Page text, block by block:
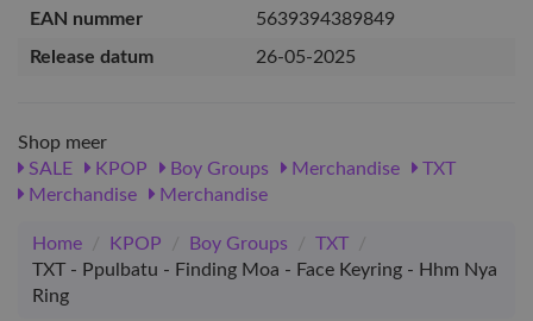
EAN nummer
5639394389849
Release datum
26-05-2025
Shop meer
SALE
KPOP Boy Groups Merchandise
TXT
Merchandise
Merchandise
Home / KPOP / Boy Groups / TXT
/
TXT - Ppulbatu - Finding Moa - Face Keyring - Hhm Nya
Ring